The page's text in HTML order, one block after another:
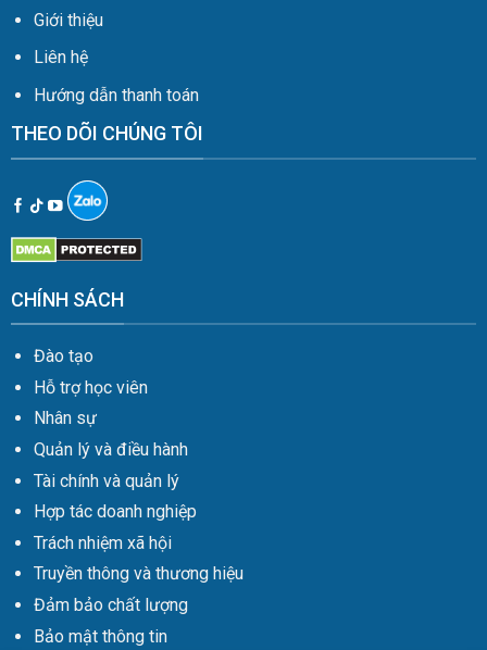
Giới thiệu
Liên hệ
Hướng dẫn thanh toán
THEO DÕI CHÚNG TÔI
CHÍNH SÁCH
Đào tạo
Hỗ trợ học viên
Nhân sự
Quản lý và điều hành
Tài chính và quản lý
Hợp tác doanh nghiệp
Trách nhiệm xã hội
Truyền thông và thương hiệu
Đảm bảo chất lượng
Bảo mật thông tin